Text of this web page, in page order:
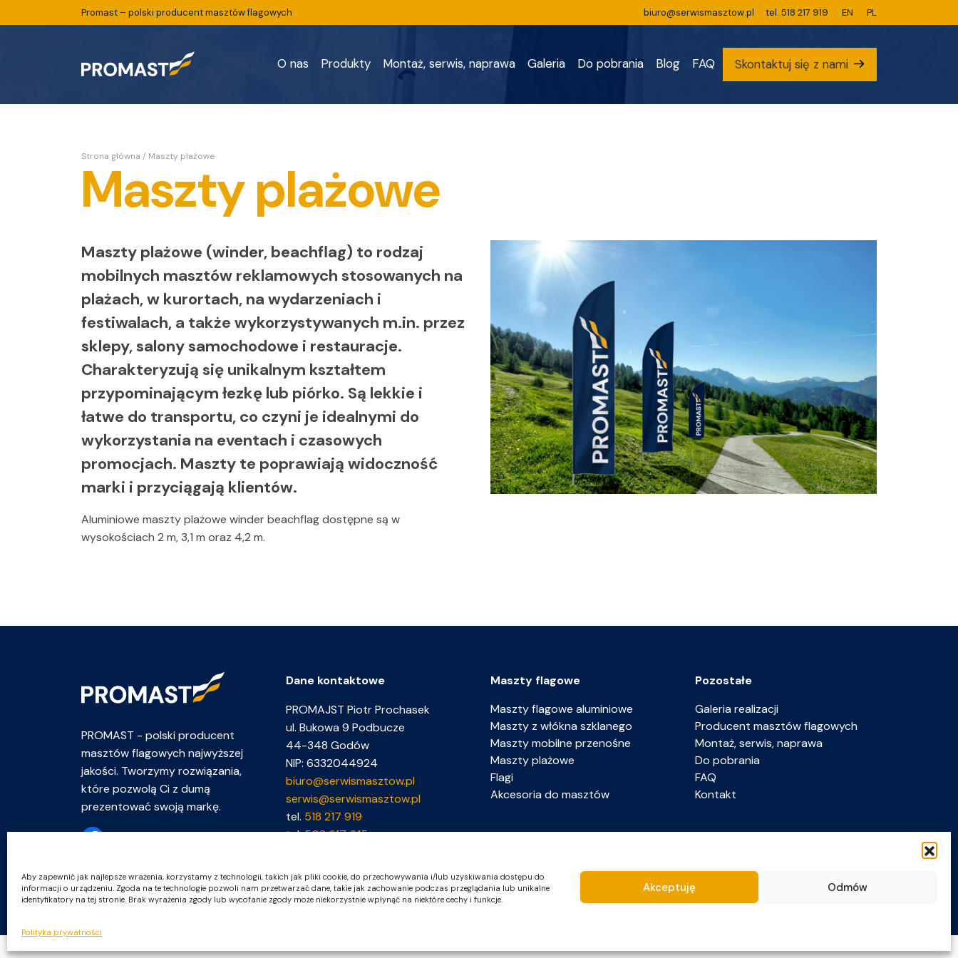
Aby zapewnić jak najlepsze wrażenia, korzystamy z technologii, takich jak pliki cookie, do przechowywania i/lub uzyskiwania dostępu do
informacji o urządzeniu. Zgoda na te technologie pozwoli nam przetwarzać dane, takie jak zachowanie podczas przeglądania lub unikalne
identyfikatory na tej stronie. Brak wyrażenia zgody lub wycofanie zgody może niekorzystnie wpłynąć na niektóre cechy i funkcje.
Akceptuję Odmów
Polityka prywatności
Promast – polski producent masztów flagowych biuro@serwismasztow.pl tel. 518 217 919 EN PL
O nas Produkty Montaż, serwis, naprawa Galeria Do pobrania Blog FAQ Skontaktuj się z nami
Strona główna / Maszty plażowe
Maszty plażowe
Maszty plażowe (winder, beachflag) to rodzaj
mobilnych masztów reklamowych stosowanych na
plażach, w kurortach, na wydarzeniach i
festiwalach, a także wykorzystywanych m.in. przez
sklepy, salony samochodowe i restauracje.
Charakteryzują się unikalnym kształtem
przypominającym łezkę lub piórko. Są lekkie i
łatwe do transportu, co czyni je idealnymi do
wykorzystania na eventach i czasowych
promocjach. Maszty te poprawiają widoczność
marki i przyciągają klientów.
Aluminiowe maszty plażowe winder beachflag dostępne są w
wysokościach 2 m, 3,1 m oraz 4,2 m.
PROMAST - polski producent
masztów flagowych najwyższej
jakości. Tworzymy rozwiązania,
które pozwolą Ci z dumą
prezentować swoją markę.
Polityka prywatności
Dane kontaktowe
PROMAJST Piotr Prochasek
ul. Bukowa 9 Podbucze
44-348 Godów
NIP: 6332044924
biuro@serwismasztow.pl
serwis@serwismasztow.pl
tel. 518 217 919
tel.502 617 015
Maszty flagowe
Maszty flagowe aluminiowe
Maszty z włókna szklanego
Maszty mobilne przenośne
Maszty plażowe
Flagi
Akcesoria do masztów
Pozostałe
Galeria realizacji
Producent masztów flagowych
Montaż, serwis, naprawa
Do pobrania
FAQ
Kontakt